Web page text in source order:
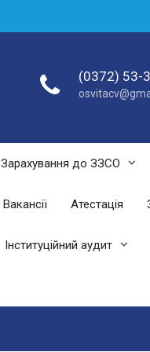
(0372) 53-
Зарахування до ЗЗСО
Вакансії Атестація
Інституційний аудит